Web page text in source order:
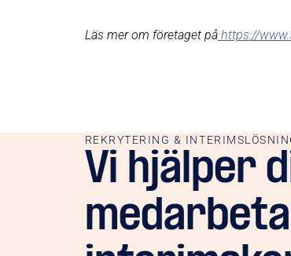
Läs mer om företaget påhttps://
REKRYTERING &
Vi hjälper